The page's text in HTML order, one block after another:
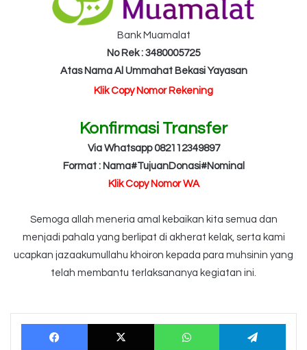
Bank Muamalat
No Rek : 3480005725
Atas Nama Al Ummahat Bekasi Yayasan
Klik Copy Nomor Rekening
Konfirmasi Transfer
Via Whatsapp 082112349897
Format : Nama#TujuanDonasi#Nominal
Klik Copy Nomor WA
Semoga allah meneria amal kebaikan kita semua dan
menjadi pahala yang berlipat di akherat kelak, serta kami
ucapkan jazaakumullahu khoiron kepada para muhsinin yang
telah membantu terlaksananya kegiatan ini.
Facebook X WhatsApp